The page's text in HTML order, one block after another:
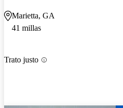
Marietta, GA
41 millas
Trato justo